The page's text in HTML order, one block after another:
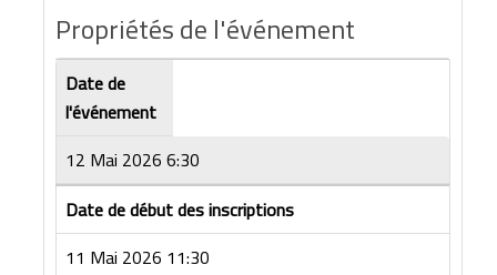
Propriétés de l'événement
Date de
l'événement
12 Mai 2026 6:30
Date de début des inscriptions
11 Mai 2026 11:30